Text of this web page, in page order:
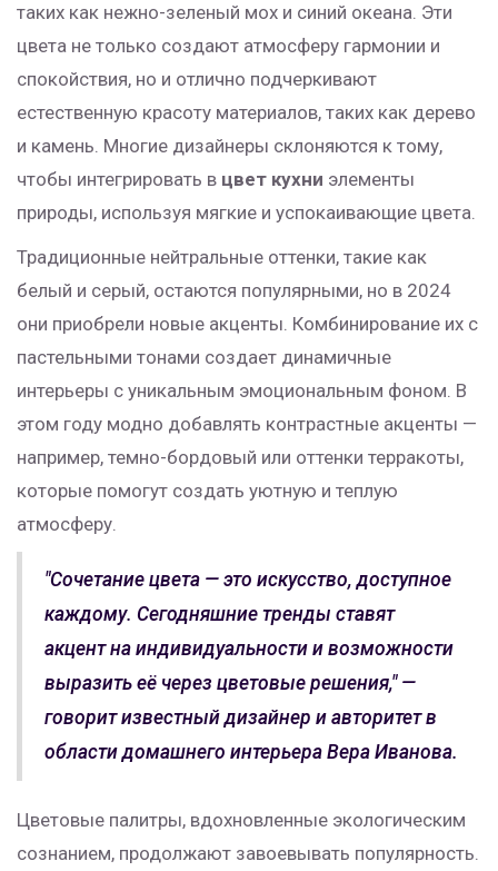
таких как нежно-зеленый мох и синий океана. Эти
цвета не только создают атмосферу гармонии и
спокойствия, но и отлично подчеркивают
естественную красоту материалов, таких как дерево
и камень. Многие дизайнеры склоняются к тому,
чтобы интегрировать в цвет кухни элементы
природы, используя мягкие и успокаивающие цвета.
Традиционные нейтральные оттенки, такие как
белый и серый, остаются популярными, но в 2024
они приобрели новые акценты. Комбинирование их с
пастельными тонами создает динамичные
интерьеры с уникальным эмоциональным фоном. В
этом году модно добавлять контрастные акценты —
например, темно-бордовый или оттенки терракоты,
которые помогут создать уютную и теплую
атмосферу.
"Сочетание цвета — это искусство, доступное
каждому. Сегодняшние тренды ставят
акцент на индивидуальности и возможности
выразить её через цветовые решения," —
говорит известный дизайнер и авторитет в
области домашнего интерьера Вера Иванова.
Цветовые палитры, вдохновленные экологическим
сознанием, продолжают завоевывать популярность.